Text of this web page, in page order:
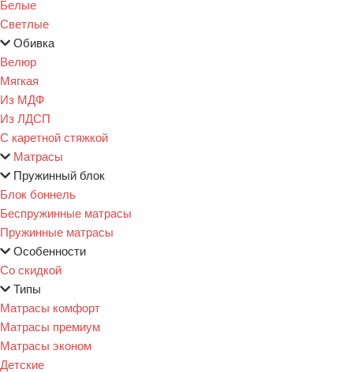
Белые
Светлые
Обивка
Велюр
Мягкая
Из МДФ
Из ЛДСП
С каретной стяжкой
Матрасы
Пружинный блок
Блок боннель
Беспружинные матрасы
Пружинные матрасы
Особенности
Со скидкой
Типы
Матрасы комфорт
Матрасы премиум
Матрасы эконом
Детские